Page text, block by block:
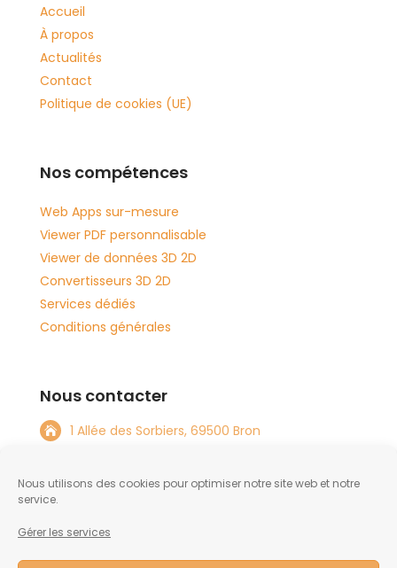
Nous utilisons des cookies pour optimiser notre site web et notre
service.
Gérer les services
Accueil
À propos
Actualités
Contact
Politique de cookies (UE)
Nos compétences
Web Apps sur-mesure
Viewer PDF personnalisable
Viewer de données 3D 2D
Convertisseurs 3D 2D
Services dédiés
Conditions générales
Nous contacter
 1 Allée des Sorbiers, 69500 Bron
 info@tftlabs.com